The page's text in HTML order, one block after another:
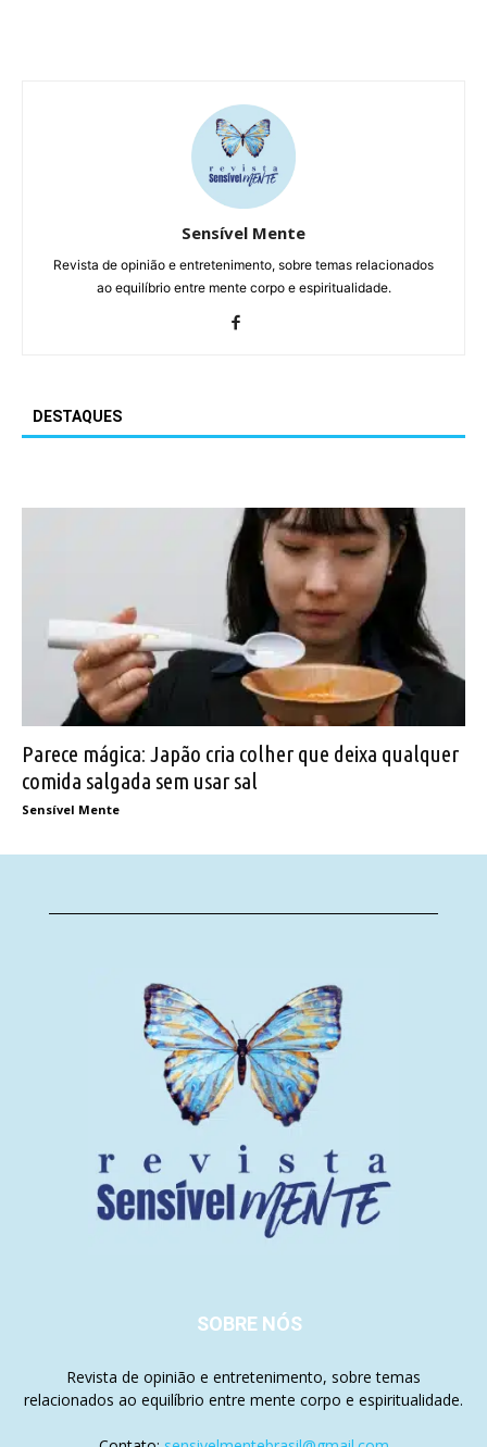
Sensível Mente
Revista de opinião e entretenimento, sobre temas relacionados
ao equilíbrio entre mente corpo e espiritualidade.
DESTAQUES
Parece mágica: Japão cria colher que deixa qualquer
comida salgada sem usar sal
Sensível Mente
SOBRE NÓS
Revista de opinião e entretenimento, sobre temas
relacionados ao equilíbrio entre mente corpo e espiritualidade.